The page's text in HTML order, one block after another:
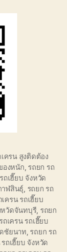
ครน สูงติดต้อง
องหนัก, รถยก รถ
ถเฮี๊ยบ จังหวัด
าฬสินธุ์, รถยก รถ
ครน รถเฮี๊ยบ
หวัดจันทบุรี, รถยก
ถเครน รถเฮี๊ยบ
ชัยนาท, รถยก รถ
ถเฮี๊ยบ จังหวัด